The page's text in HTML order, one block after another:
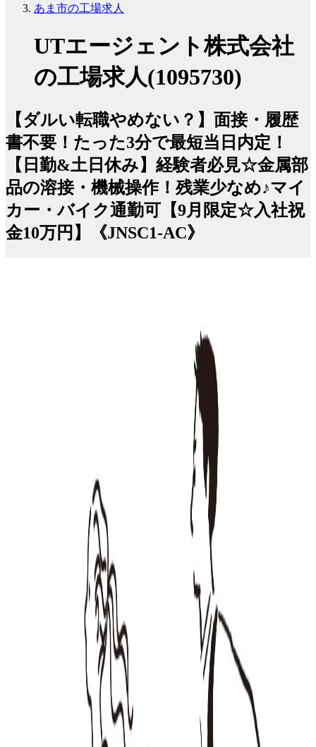
あま市の工場求人
UTエージェント株式会社
の工場求人(1095730)
【ダルい転職やめない？】面接・履歴
書不要！たった3分で最短当日内定！
【日勤&土日休み】経験者必見☆金属部
品の溶接・機械操作！残業少なめ♪マイ
カー・バイク通勤可【9月限定☆入社祝
金10万円】《JNSC1-AC》